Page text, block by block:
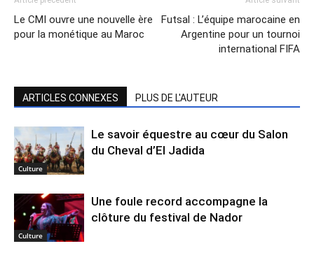
Le CMI ouvre une nouvelle ère
pour la monétique au Maroc
Futsal : L’équipe marocaine en
Argentine pour un tournoi
international FIFA
ARTICLES CONNEXES PLUS DE L'AUTEUR
Culture
Le savoir équestre au cœur du Salon
du Cheval d’El Jadida
Culture
Une foule record accompagne la
clôture du festival de Nador